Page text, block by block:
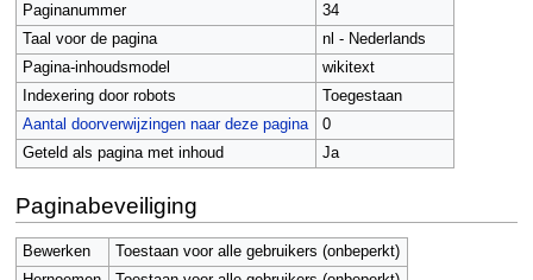
Paginanummer
34
Taal voor de pagina
nl - Nederlands
Pagina-inhoudsmodel
wikitext
Indexering door robots
Toegestaan
Aantal doorverwijzingen naar deze pagina
0
Geteld als pagina met inhoud
Ja
Paginabeveiliging
Bewerken
Toestaan voor alle gebruikers (onbeperkt)